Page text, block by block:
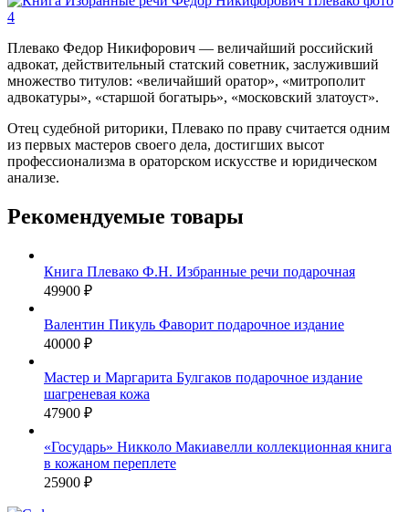
Плевако Федор Никифорович — величайший российский
адвокат, действительный статский советник, заслуживший
множество титулов: «величайший оратор», «митрополит
адвокатуры», «старшой богатырь», «московский златоуст».
Отец судебной риторики, Плевако по праву считается одним
из первых мастеров своего дела, достигших высот
профессионализма в ораторском искусстве и юридическом
анализе.
Рекомендуемые товары
Книга Плевако Ф.Н. Избранные речи подарочная
49900 ₽
Валентин Пикуль Фаворит подарочное издание
40000 ₽
Мастер и Маргарита Булгаков подарочное издание
шагреневая кожа
47900 ₽
«Государь» Никколо Макиавелли коллекционная книга
в кожаном переплете
25900 ₽